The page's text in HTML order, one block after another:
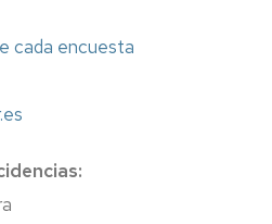
cada encuesta